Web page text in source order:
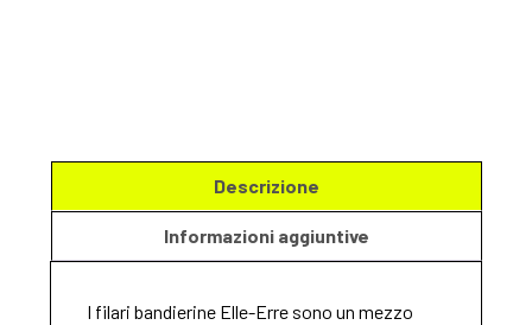
Descrizione
Informazioni aggiuntive
I filari bandierine Elle-Erre sono un mezzo